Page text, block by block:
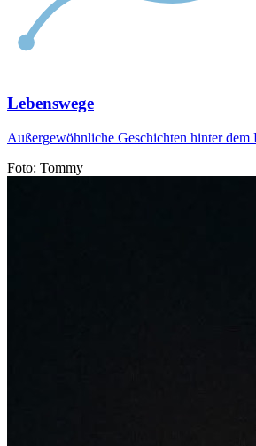
Lebenswege
Außergewöhnliche Geschichten hinter dem
Foto: Tommy